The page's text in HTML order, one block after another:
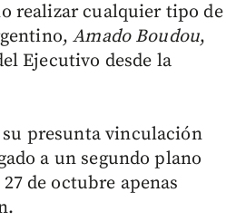
realizar cualquier tipo de
Amado Boudou,
Ejecutivo desde la
presunta vinculación
a un segundo plano
de octubre apenas